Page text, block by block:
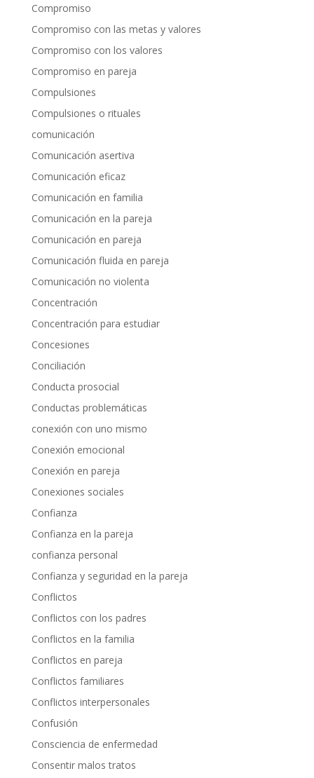
Compromiso
Compromiso con las metas y valores
Compromiso con los valores
Compromiso en pareja
Compulsiones
Compulsiones o rituales
comunicación
Comunicación asertiva
Comunicación eficaz
Comunicación en familia
Comunicación en la pareja
Comunicación en pareja
Comunicación fluida en pareja
Comunicación no violenta
Concentración
Concentración para estudiar
Concesiones
Conciliación
Conducta prosocial
Conductas problemáticas
conexión con uno mismo
Conexión emocional
Conexión en pareja
Conexiones sociales
Confianza
Confianza en la pareja
confianza personal
Confianza y seguridad en la pareja
Conflictos
Conflictos con los padres
Conflictos en la familia
Conflictos en pareja
Conflictos familiares
Conflictos interpersonales
Confusión
Consciencia de enfermedad
Consentir malos tratos